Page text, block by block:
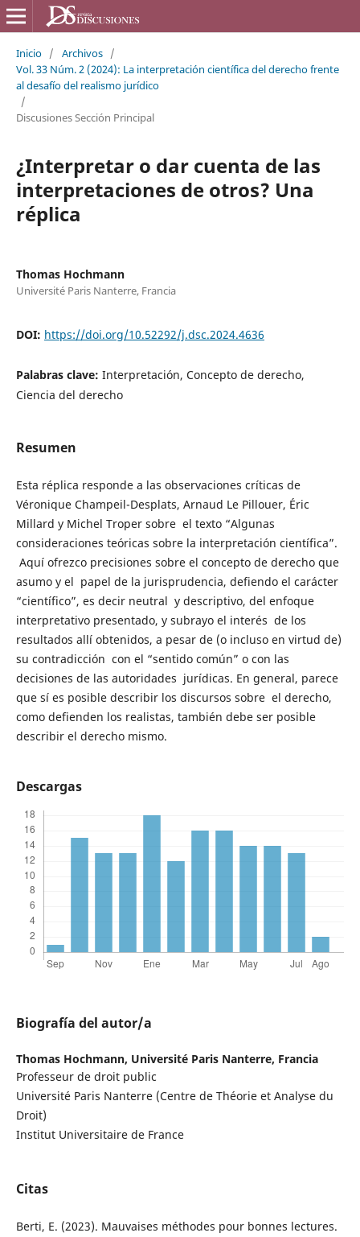
Inicio / Archivos /
Vol. 33 Núm. 2 (2024): La interpretación científica del derecho frente
al desafío del realismo jurídico
/
Discusiones Sección Principal
¿Interpretar o dar cuenta de las
interpretaciones de otros? Una
réplica
Thomas Hochmann
Université Paris Nanterre, Francia
DOI: https://doi.org/10.52292/j.dsc.2024.4636
Palabras clave: Interpretación, Concepto de derecho,
Ciencia del derecho
Resumen
Esta réplica responde a las observaciones críticas de
Véronique Champeil-Desplats, Arnaud Le Pillouer, Éric
Millard y Michel Troper sobre el texto “Algunas
consideraciones teóricas sobre la interpretación científica”.
Aquí ofrezco precisiones sobre el concepto de derecho que
asumo y el papel de la jurisprudencia, defiendo el carácter
“científico”, es decir neutral y descriptivo, del enfoque
interpretativo presentado, y subrayo el interés de los
resultados allí obtenidos, a pesar de (o incluso en virtud de)
su contradicción con el “sentido común” o con las
decisiones de las autoridades jurídicas. En general, parece
que sí es posible describir los discursos sobre el derecho,
como defienden los realistas, también debe ser posible
describir el derecho mismo.
Descargas
Biografía del autor/a
Thomas Hochmann, Université Paris Nanterre, Francia
Professeur de droit public
Université Paris Nanterre (Centre de Théorie et Analyse du
Droit)
Institut Universitaire de France
Citas
Berti, E. (2023). Mauvaises méthodes pour bonnes lectures.